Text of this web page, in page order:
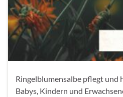
Ringelblumensalbe pflegt und
Babys, Kindern und